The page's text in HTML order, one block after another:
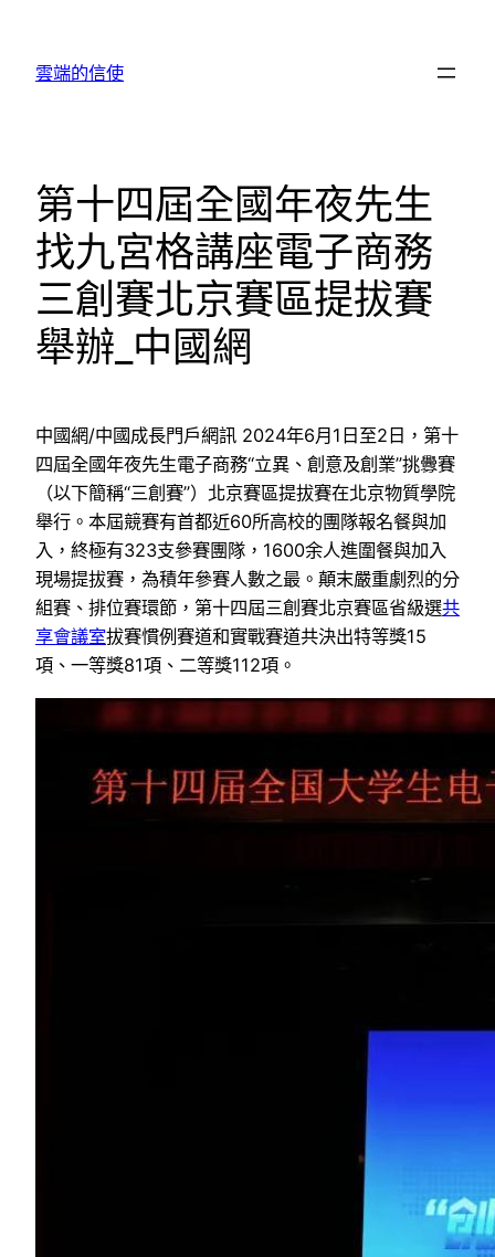
雲端的信使
第十四屆全國年夜先生
找九宮格講座電子商務
三創賽北京賽區提拔賽
舉辦_中國網
中國網/中國成長門戶網訊 2024年6月1日至2日，第十
四屆全國年夜先生電子商務“立異、創意及創業”挑釁賽
（以下簡稱“三創賽”）北京賽區提拔賽在北京物質學院
舉行。本屆競賽有首都近60所高校的團隊報名餐與加
入，終極有323支參賽團隊，1600余人進圍餐與加入
現場提拔賽，為積年參賽人數之最。顛末嚴重劇烈的分
組賽、排位賽環節，第十四屆三創賽北京賽區省級選共
享會議室拔賽慣例賽道和實戰賽道共決出特等獎15
項、一等獎81項、二等獎112項。